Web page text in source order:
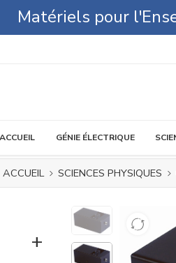
Matériels pour
ACCUEIL GÉNIE ÉLECTRIQUE
ACCUEIL SCIENCES PHYSIQUES
+